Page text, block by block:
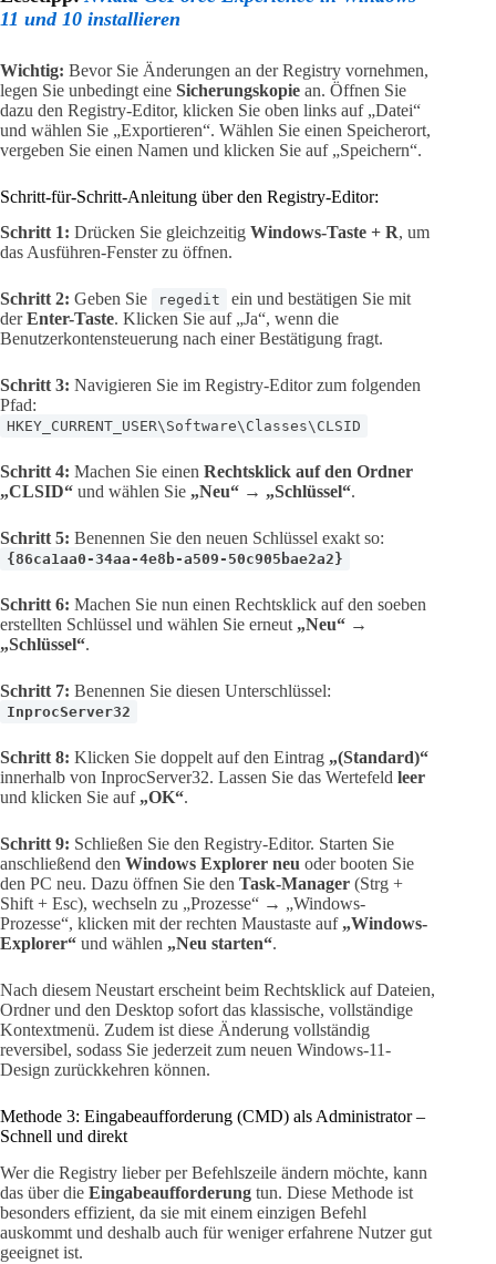
11 und 10 installieren
Wichtig: Bevor Sie Änderungen an der Registry vornehmen,
legen Sie unbedingt eine Sicherungskopie an. Öffnen Sie
dazu den Registry-Editor, klicken Sie oben links auf „Datei“
und wählen Sie „Exportieren“. Wählen Sie einen Speicherort,
vergeben Sie einen Namen und klicken Sie auf „Speichern“.
Schritt-für-Schritt-Anleitung über den Registry-Editor:
Schritt 1: Drücken Sie gleichzeitig Windows-Taste + R, um
das Ausführen-Fenster zu öffnen.
Schritt 2: Geben Sie regedit
ein und bestätigen Sie mit
derEnter-Taste. Klicken Sie auf „Ja“, wenn die
Benutzerkontensteuerung nach einer Bestätigung fragt.
Schritt 3: Navigieren Sie im Registry-Editor zum folgenden
Pfad:
HKEY_CURRENT_USER\Software\Classes\CLSID
Schritt 4: Machen Sie einen Rechtsklick auf den Ordner
„CLSID“ und wählen Sie „Neu“ → „Schlüssel“.
Schritt 5: Benennen Sie den neuen Schlüssel exakt so:
{86ca1aa0-34aa-4e8b-a509-50c905bae2a2}
Schritt 6: Machen Sie nun einen Rechtsklick auf den soeben
erstellten Schlüssel und wählen Sie erneut „Neu“ →
„Schlüssel“.
Schritt 7: Benennen Sie diesen Unterschlüssel:
InprocServer32
Schritt 8: Klicken Sie doppelt auf den Eintrag „(Standard)“
innerhalb von InprocServer32. Lassen Sie das Wertefeld leer
und klicken Sie auf „OK“.
Schritt 9: Schließen Sie den Registry-Editor. Starten Sie
anschließend den Windows Explorer neu oder booten Sie
den PC neu. Dazu öffnen Sie den Task-Manager (Strg +
Shift + Esc), wechseln zu „Prozesse“ → „Windows-
Prozesse“, klicken mit der rechten Maustaste auf „Windows-
Explorer“ und wählen „Neu starten“.
Nach diesem Neustart erscheint beim Rechtsklick auf Dateien,
Ordner und den Desktop sofort das klassische, vollständige
Kontextmenü. Zudem ist diese Änderung vollständig
reversibel, sodass Sie jederzeit zum neuen Windows-11-
Design zurückkehren können.
Methode 3: Eingabeaufforderung (CMD) als Administrator –
Schnell und direkt
Wer die Registry lieber per Befehlszeile ändern möchte, kann
das über die Eingabeaufforderung tun. Diese Methode ist
besonders effizient, da sie mit einem einzigen Befehl
auskommt und deshalb auch für weniger erfahrene Nutzer gut
geeignet ist.